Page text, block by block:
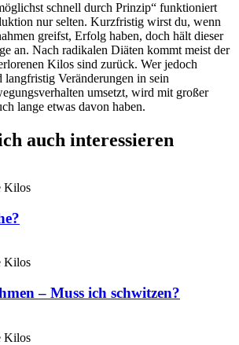
schnell durch Prinzip“ funktioniert
nur selten. Kurzfristig wirst du, wenn
greifst, Erfolg haben, doch hält dieser
an. Nach radikalen Diäten kommt meist der
Kilos sind zurück. Wer jedoch
langfristig Veränderungen in sein
umsetzt, wird mit großer
lange etwas davon haben.
auch interessieren
Kilos
Kilos
– Muss ich schwitzen?
Kilos